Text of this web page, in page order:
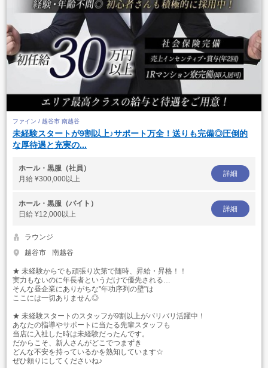
ファイン / 越谷市 南越谷
未経験スタートが9割以上♪サポート万全！送りも完備◎圧倒的
な厚待遇と充実の...
ホール・黒服（社員）
月給 ¥300,000以上
詳細
ホール・黒服（バイト）
日給 ¥12,000以上
詳細
ラウンジ
越谷市
南越谷
★ 未経験からでも頑張り次第で随時、昇給・昇格！！
実力もないのに年長者というだけで優先される…
そんな昼企業にありがちな"年功序列の壁"は
ここには一切ありません◎
★ 未経験スタートのスタッフが9割以上がバリバリ活躍中！
あなたの指導やサポートに当たる先輩スタッフも
当店に入社した時は未経験だったんです。
だからこそ、新人さんがどこでつまずき
どんな不安を持っているかを熟知しています☆
ぜひ頼りにしてくださいね♪